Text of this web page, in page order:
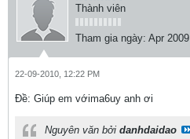
Thành viên
Tham gia ngày: Apr 2009
22-09-2010, 12:22 PM
Ðề: Giúp em vớima6uy anh ơi
Nguyên văn bởi danhdaidao